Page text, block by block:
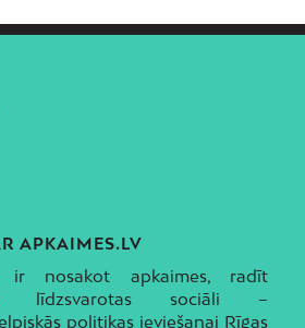
APKAIMES.LV
ir nosakot apkaimes, radīt
līdzsvarotas sociāli –
politikas ieviešanai Rīgas